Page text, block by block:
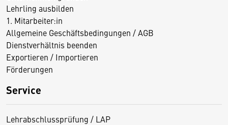
Lehrling ausbilden
1. Mitarbeiter:in
Allgemeine Geschäftsbedingungen / AGB
Dienstverhältnis beenden
Exportieren / Importieren
Förderungen
Service
Lehrabschlussprüfung / LAP